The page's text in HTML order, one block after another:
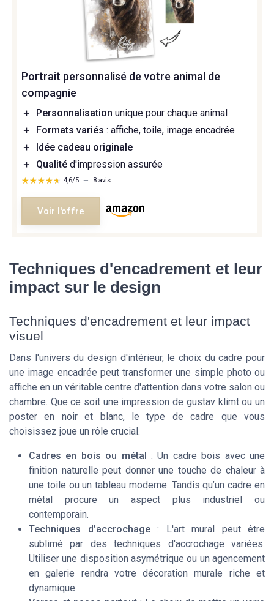
Portrait personnalisé de votre animal de
compagnie
＋ Personnalisation unique pour chaque animal
＋
Formats variés : affiche, toile, image encadrée
＋
Idée cadeau originale
＋
Qualité d'impression assurée
★★★★★
★★★★★ 4,6/5 — 8 avis
Voir l'offre
Techniques d'encadrement et leur
impact sur le design
Techniques d'encadrement et leur impact
visuel
Dans l'univers du design d'intérieur, le choix du cadre pour
une image encadrée peut transformer une simple photo ou
affiche en un véritable centre d'attention dans votre salon ou
chambre. Que ce soit une impression de gustav klimt ou un
poster en noir et blanc, le type de cadre que vous
choisissez joue un rôle crucial.
Cadres en bois ou métal : Un cadre bois avec une
finition naturelle peut donner une touche de chaleur à
une toile ou un tableau moderne. Tandis qu’un cadre en
métal procure un aspect plus industriel ou
contemporain.
Techniques d’accrochage: L'art mural peut être
sublimé par des techniques d'accrochage variées.
Utiliser une disposition asymétrique ou un agencement
en galerie rendra votre décoration murale riche et
dynamique.